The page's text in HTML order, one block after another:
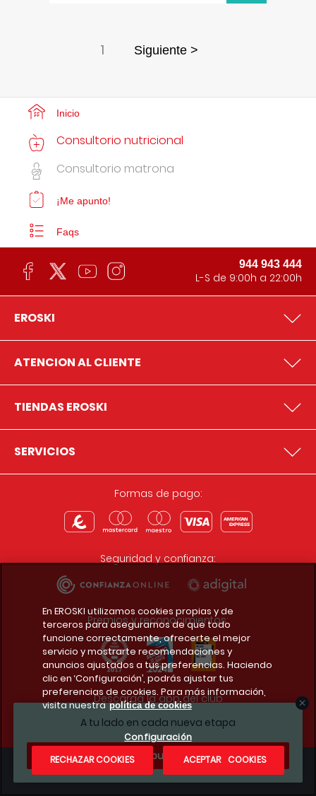
1 Siguiente >
A tu lado en cada nueva etapa
¿Te apuntas?
Inicio
Consultorio nutricional
Consultorio matrona
¡Me apunto!
Faqs
944 943 444
L-S de 9:00h a 22:00h
EROSKI
ATENCION AL CLIENTE
TIENDAS EROSKI
SERVICIOS
Formas de pago:
Seguridad y confianza:
Premios y reconocimientos:
Descarga la app del club
Condiciones legales
En EROSKI utilizamos cookies propias y de
terceros para asegurarnos de que todo
funcione correctamente, ofrecerte el mejor
servicio y mostrarte recomendaciones y
anuncios ajustados a tus preferencias. Haciendo
clic en ‘Configuración’, podrás ajustar tus
preferencias de cookies. Para más información,
visita nuestra política de cookies
Configuración
RECHAZAR COOKIES
ACEPTAR COOKIES